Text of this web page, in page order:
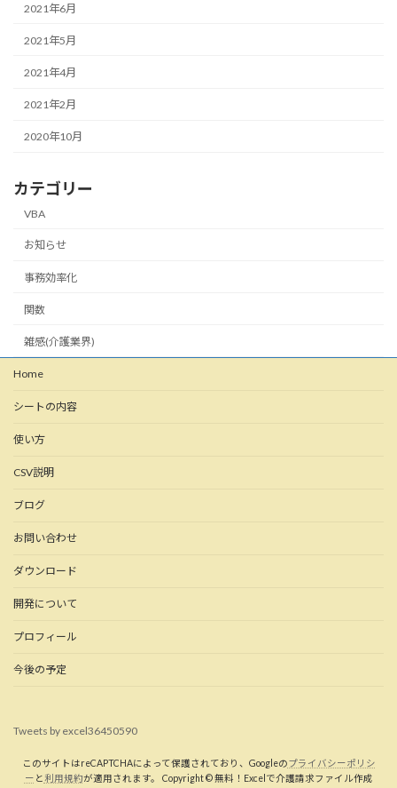
2021年6月
2021年5月
2021年4月
2021年2月
2020年10月
カテゴリー
VBA
お知らせ
事務効率化
関数
雑感(介護業界)
Home
シートの内容
使い方
CSV説明
ブログ
お問い合わせ
ダウンロード
開発について
プロフィール
今後の予定
Tweets by excel36450590
このサイトはreCAPTCHAによって保護されており、Googleのプライバシーポリシ
ー と利用規約が適用されます。 Copyright © 無料！Excelで介護請求ファイル作成